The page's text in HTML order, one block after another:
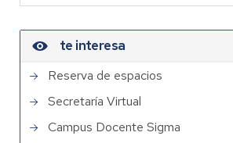
te interesa
Reserva de espacios
Secretaría Virtual
Campus Docente Sigma